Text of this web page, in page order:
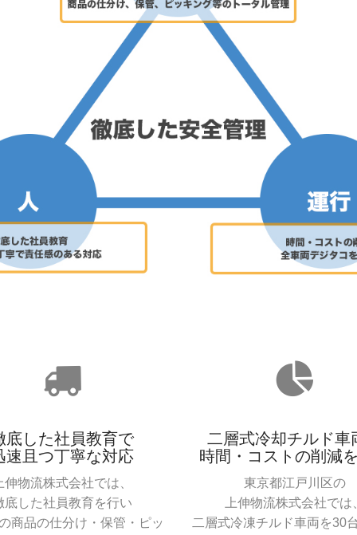
底した社員教育で
速且つ丁寧な対応
伸物流株式会社では、
底した社員教育を行い
商品の仕分け・保管・ピッ
二層式冷却チルド車
時間・コストの削減
東京都江戸川区の
上伸物流株式会社では
二層式冷凍チルド車両を30